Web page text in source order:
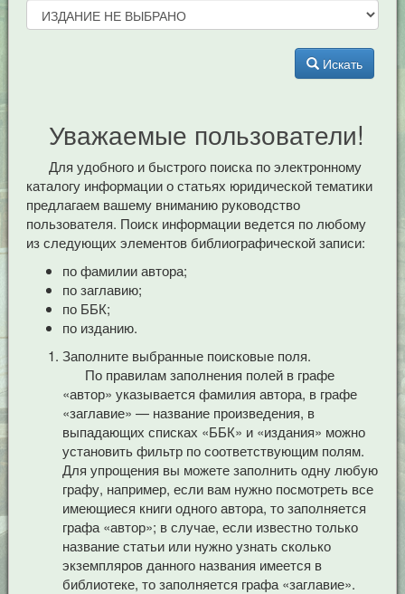
Искать
Уважаемые пользователи!
Для удобного и быстрого поиска по электронному
каталогу информации о статьях юридической тематики
предлагаем вашему вниманию руководство
пользователя. Поиск информации ведется по любому
из следующих элементов библиографической записи:
по фамилии автора;
по заглавию;
по ББК;
по изданию.
Заполните выбранные поисковые поля.
По правилам заполнения полей в графе
«автор» указывается фамилия автора, в графе
«заглавие» — название произведения, в
выпадающих списках «ББК» и «издания» можно
установить фильтр по соответствующим полям.
Для упрощения вы можете заполнить одну любую
графу, например, если вам нужно посмотреть все
имеющиеся книги одного автора, то заполняется
графа «автор»; в случае, если известно только
название статьи или нужно узнать сколько
экземпляров данного названия имеется в
библиотеке, то заполняется графа «заглавие».